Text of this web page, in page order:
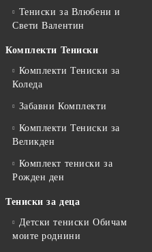
Тениски за Влюбени и
Свети Валентин
Комплекти Тениски
Комплекти Тениски за
Коледа
Забавни Комплекти
Комплекти Тениски за
Великден
Комплект тениски за
Рожден ден
Тениски за деца
Детски тениски Обичам
моите роднини